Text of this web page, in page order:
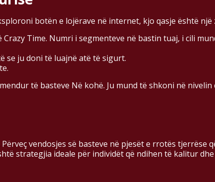
botën e lojërave në internet, kjo qasje është një
Time. Numri i segmenteve në bastin tuaj, i cili
se ju doni të luajnë atë të sigurt.
të basteve Në kohë. Ju mund të shkoni në
vendosjes së basteve në pjesët e rrotës tjerrëse
strategjia ideale për individët që ndihen të kalitur